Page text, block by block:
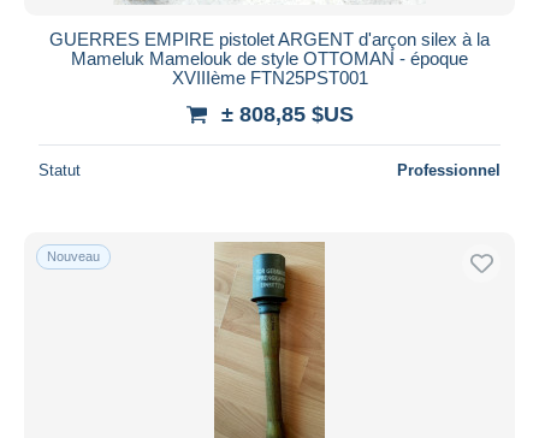
GUERRES EMPIRE pistolet ARGENT d'arçon silex à la
Mameluk Mamelouk de style OTTOMAN - époque
XVIIIème FTN25PST001
± 808,85 $US
Statut Professionnel
Nouveau